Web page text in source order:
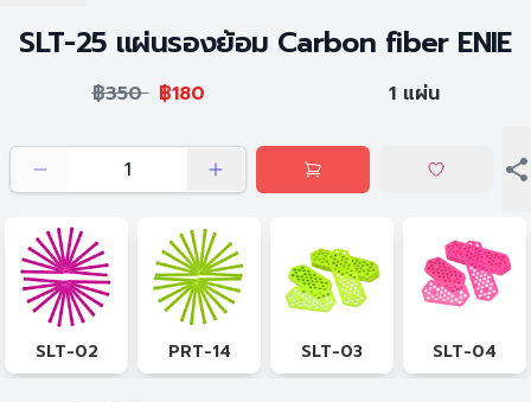
SLT-25 แผ่นรองย้อม Carbon fiber ENIE
฿350 ฿180 1 แผ่น
SLT-02 PRT-14 SLT-03 SLT-04